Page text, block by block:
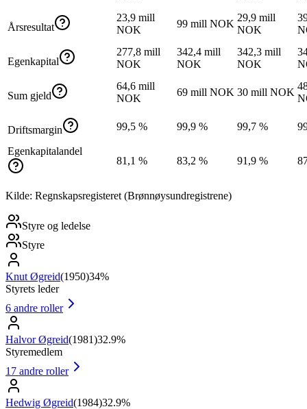
Årsresultat
23,9 mill
NOK
99 mill NOK
29,9 mill
NOK
Egenkapital
277,8 mill
NOK
342,4 mill
NOK
342,3 mill
NOK
Sum gjeld
64,6 mill
NOK
69 mill NOK 30 mill NOK
Driftsmargin 99,5 % 99,9 % 99,7 %
Egenkapitalandel
81,1 %
83,2 % 91,9 %
Kilde: Regnskapsregisteret (Brønnøysundregistrene)
Styre og ledelse
Styre
Knut Øgreid(1950)34%
Styrets leder
6 andre roller
Halvor Øgreid(1981)32.9%
Styremedlem
17 andre roller
Hedwig Øgreid(1984)32.9%